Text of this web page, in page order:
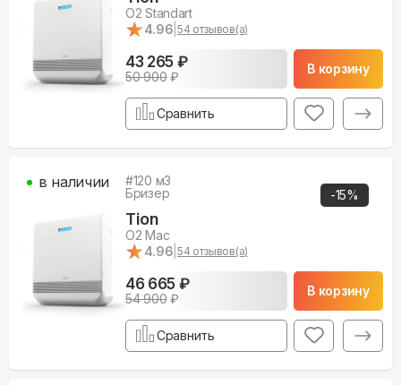
O2 Standart
★
★4.96 |54 отзывов(а)
43 265 ₽
50 900₽
В корзину
Сравнить
-15%
#120 м3
Бризер
Tion
O2 Mac
★
★4.96 |54 отзывов(а)
46 665 ₽
54 900₽
В корзину
в наличии
Сравнить